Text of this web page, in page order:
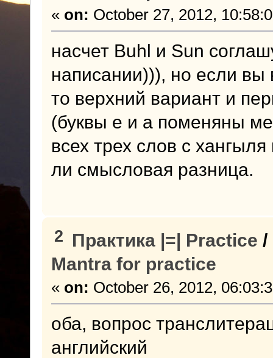
« on: October 27, 2012,
насчет Buhl и Sun
написании))), но если
то верхний вариант и
(буквы e и а поменяны
всех трех слов с
ли смысловая разница.
2 Практика |=| Practice /
Mantra for practice
« on: October 26, 2012,
оба, вопрос
английский